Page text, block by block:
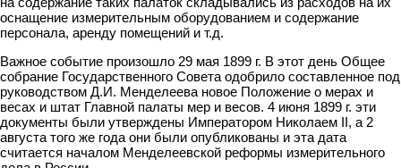
оснащение измерительным оборудованием и содержание
персонала, аренду помещений и т.д.
Важное событие произошло 29 мая 1899 г. В этот день Общее
собрание Государственного Совета одобрило составленное под
руководством Д.И. Менделеева новое Положение о мерах и
весах и штат Главной палаты мер и весов. 4 июня 1899 г. эти
документы были утверждены Императором Николаем II, а 2
августа того же года они были опубликованы и эта дата
считается началом Менделеевской реформы измерительного